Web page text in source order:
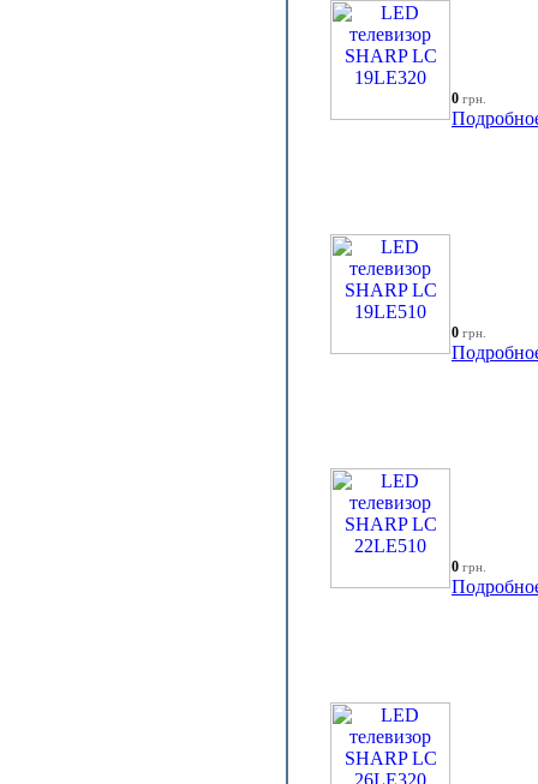
0 грн.
0 грн.
0 грн.